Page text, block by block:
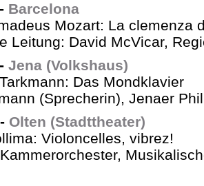
- Barcelona
Mozart: La clemenza
Leitung: David McVicar,
- Jena (Volkshaus)
Das Mondklavier
(Sprecherin), Jenaer
- Olten (Stadttheater)
Violoncelles, vibrez!